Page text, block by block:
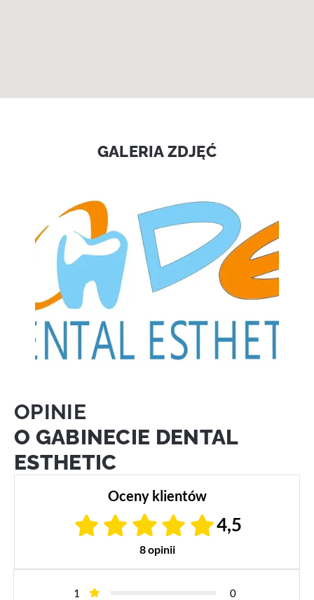
GALERIA ZDJĘĆ
OPINIE
O GABINECIE DENTAL
ESTHETIC
Oceny klientów
4,5
8 opinii
1
0